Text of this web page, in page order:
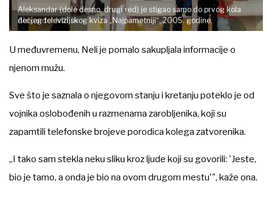
Alexander Ivanov
Aleksandar (dole desno, drugi red) je stigao samo do prvog kola
dečjeg televizijskog kviza „Najpametniji“, 2005. godine.
U međuvremenu, Neli je pomalo sakupljala informacije o
njenom mužu.
Sve što je saznala o njegovom stanju i kretanju poteklo je od
vojnika oslobođenih u razmenama zarobljenika, koji su
zapamtili telefonske brojeve porodica kolega zatvorenika.
„I tako sam stekla neku sliku kroz ljude koji su govorili: 'Jeste,
bio je tamo, a onda je bio na ovom drugom mestu'", kaže ona.